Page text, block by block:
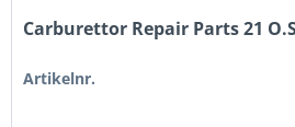
Carburettor Repair Parts 21
Artikelnr.